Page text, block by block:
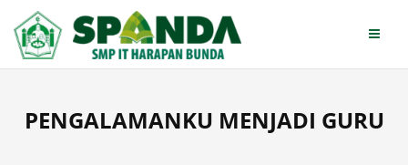
content
PENGALAMANKU MENJADI GURU